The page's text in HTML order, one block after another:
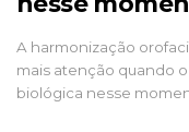
A harmonização
mais atenção quando
biológica nesse